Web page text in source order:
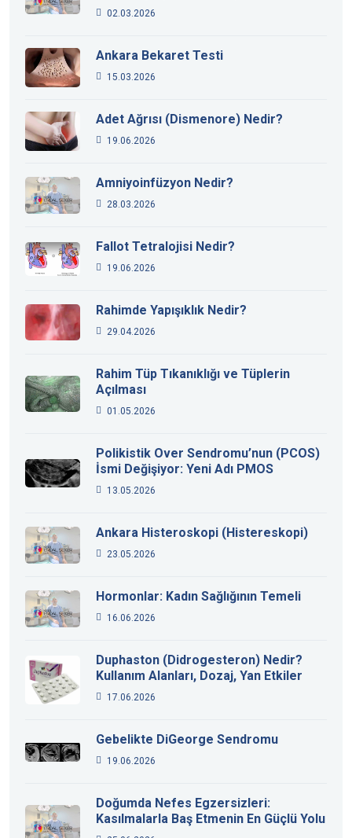
02.03.2026
Ankara Bekaret Testi
15.03.2026
Adet Ağrısı (Dismenore) Nedir?
19.06.2026
Amniyoinfüzyon Nedir?
28.03.2026
Fallot Tetralojisi Nedir?
19.06.2026
Rahimde Yapışıklık Nedir?
29.04.2026
Rahim Tüp Tıkanıklığı ve Tüplerin
Açılması
01.05.2026
Polikistik Over Sendromu’nun (PCOS)
İsmi Değişiyor: Yeni Adı PMOS
13.05.2026
Ankara Histeroskopi (Histereskopi)
23.05.2026
Hormonlar: Kadın Sağlığının Temeli
16.06.2026
Duphaston (Didrogesteron) Nedir?
Kullanım Alanları, Dozaj, Yan Etkiler
17.06.2026
Gebelikte DiGeorge Sendromu
19.06.2026
Doğumda Nefes Egzersizleri:
Kasılmalarla Baş Etmenin En Güçlü Yolu